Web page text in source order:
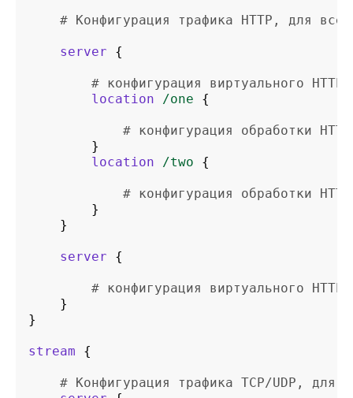
# Конфигурация трафика HTTP, для
server {
# конфигурация виртуального HTTP
location
/one {
# конфигурация обработки
}
location
/two {
# конфигурация обработки
}
}
server {
# конфигурация виртуального HTTP
}
}
stream {
# Конфигурация трафика TCP/UDP, для